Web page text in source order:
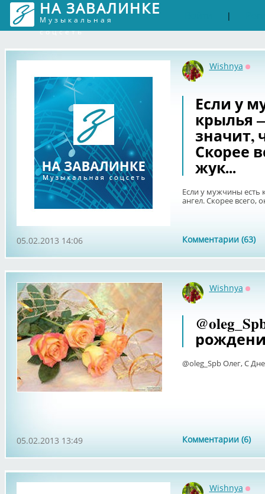
НА ЗАВАЛИНКЕ
Музыкальная
соцсеть
|
Wishnya
Если у
крылья
значит,
Скорее
жук...
Если у мужчины есть
ангел. Скорее всего,
Комментарии (63)
05.02.2013 14:06
Wishnya
@oleg_Spb Олег, С
Комментарии (6)
05.02.2013 13:49
Wishnya